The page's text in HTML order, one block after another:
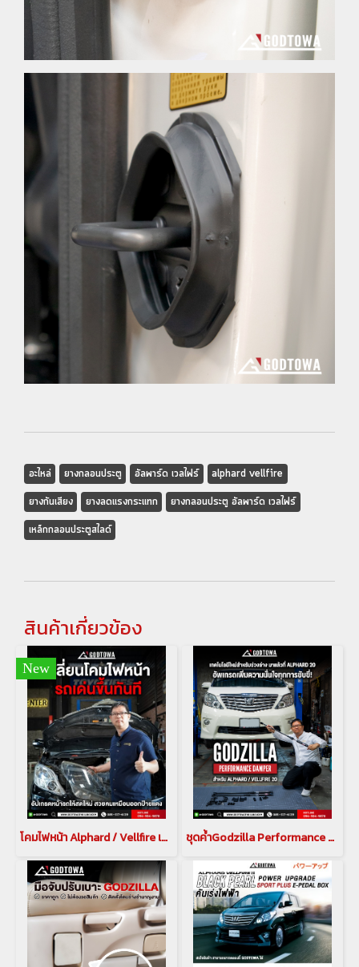
อะไหล่ ยางกลอนประตู อัลพาร์ด เวลไฟร์
alphard vellfire
ยางกันเสียง
ยางลดแรงกระแทก
ยางกลอนประตู อัลพาร์ด เวลไฟร์
เหล็กกลอนประตูสไลด์
สินค้าเกี่ยวข้อง
New
โคมไฟหน้า Alphard / Vellfire เปลี่ยนโคมไฟหน้า Alphard / Vellfire 20 ให้ใหม่เหมือนเพิ่งซื้อรถ ชุดค้ำGodzilla Performance Damper สำหรับรถยนต์ Alphard Vellfire 20 Godzilla Performance Damper Alphard Vellfire 20